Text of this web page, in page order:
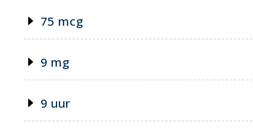
75 mcg
9 mg
9 uur